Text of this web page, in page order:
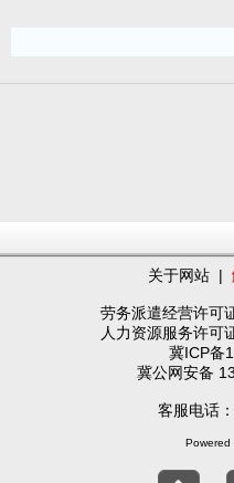
关于网站 |
劳务派遣经营许可
人力资源服务许可
冀ICP备
冀公网安备
客服电话
Powered